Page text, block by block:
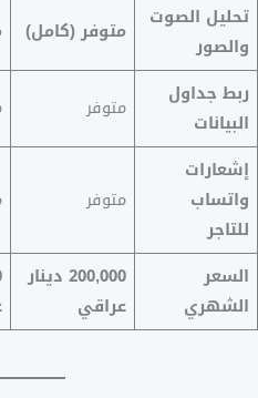
تحليل الصوت
والصور
متوفر (كامل)
ربط جداول
البيانات
متوفر
إشعارات
واتساب
للتاجر
متوفر
السعر
الشهري
200,000 دينار
عراقي